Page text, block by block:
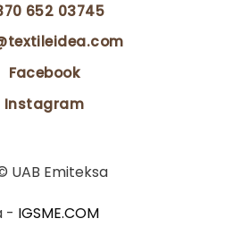
652 03745
Facebook
Instagram
UAB Emiteksa
- IGSME.COM